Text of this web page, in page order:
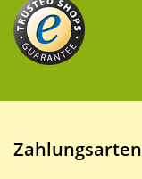
Zahlungsarten